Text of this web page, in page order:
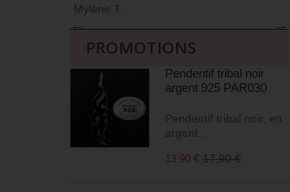
Mylène T.
→
←
PROMOTIONS
Pendentif tribal noir
argent 925 PAR030
Pendentif tribal noir, en
argent...
13,90 € 17,90 €